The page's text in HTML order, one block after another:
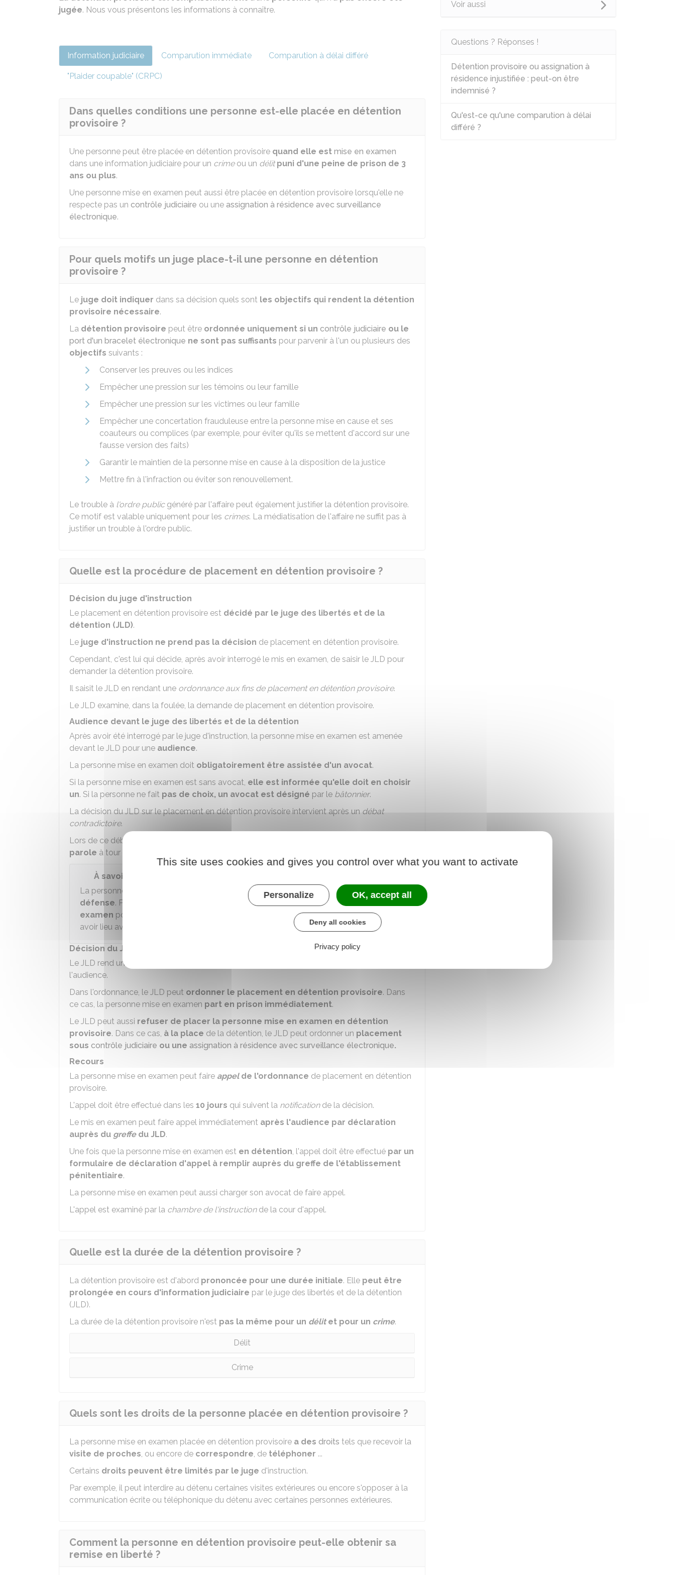
jugée. Nous vous présentons les informations à connaître.
Information judiciaire Comparution immédiate Comparution à délai différé
"Plaider coupable" (CRPC)
Dans quelles conditions une personne est-elle placée en détention
provisoire ?
Une personne peut être placée en détention provisoire quand elle est mise en examen
dans une information judiciaire pour un crimeou un délitpuni d'une peine de prison de 3
ans ou plus.
Une personne mise en examen peut aussi être placée en détention provisoire lorsqu'elle ne
respecte pas un contrôle judiciaire ou une assignation à résidence avec surveillance
électronique.
Pour quels motifs un juge place-t-il une personne en détention
provisoire ?
Le juge doit indiquer dans sa décision quels sont les objectifs qui rendent la détention
provisoire nécessaire.
La détention provisoire peut être ordonnée uniquement si un contrôle judiciaire ou le
port d'un bracelet électronique ne sont pas suffisants pour parvenir à l'un ou plusieurs des
objectifs suivants :
Conserver les preuves ou les indices
Empêcher une pression sur les témoins ou leur famille
Empêcher une pression sur les victimes ou leur famille
Empêcher une concertation frauduleuse entre la personne mise en cause et ses
coauteurs ou complices (par exemple, pour éviter qu'ils se mettent d'accord sur une
fausse version des faits)
Garantir le maintien de la personne mise en cause à la disposition de la justice
Mettre fin à l'infraction ou éviter son renouvellement.
Le trouble à l'ordre publicgénéré par l'affaire peut également justifier la détention provisoire.
Ce motif est valable uniquement pour les crimes. La médiatisation de l'affaire ne suffit pas à
justifier un trouble à l'ordre public.
Quelle est la procédure de placement en détention provisoire ?
Décision du juge d'instruction
Le placement en détention provisoire est décidé par le juge des libertés et de la
détention (JLD).
Le juge d'instruction ne prend pas la décision de placement en détention provisoire.
Cependant, c'est lui qui décide, après avoir interrogé le mis en examen, de saisir le JLD pour
demander la détention provisoire.
Il saisit le JLD en rendant une ordonnanceaux fins de placement en détention provisoire.
Le JLD examine, dans la foulée, la demande de placement en détention provisoire.
Audience devant le juge des libertés et de la détention
Après avoir été interrogé par le juge d'instruction, la personne mise en examen est amenée
devant le JLD pour une audience.
La personne mise en examen doit obligatoirement être assistée d'un avocat.
Si la personne mise en examen est sans avocat, elle est informée qu'elle doit en choisir
un. Si la personne ne fait pas de choix, un avocat est désigné par le bâtonnier.
La décision du JLD sur le placement en détention provisoire intervient après un débat
contradictoire.
Lors de ce débat,
parole à tour de rôle.
À savoir
La personne mise en examen a le
droit de demander un délai pour préparer sa
défense. Pendant ce délai, le JLD peut
mettre en prison la personne mise en
examen pour une durée maximale de 4
. Une nouvelle audience doit
avoir lieu avant la fin du délai.
Décision du JLD
Le JLD rend une
l'audience.
Dans l'ordonnance, le JLD peut ordonner le placement en détention provisoire. Dans
ce cas, la personne mise en examen part en prison immédiatement.
Le JLD peut aussi refuser de placer la personne mise en examen en détention
provisoire. Dans ce cas, à la place de la détention, le JLD peut ordonner un placement
sous contrôle judiciaire ou une assignation à résidence avec surveillance électronique.
Recours
La personne mise en examen peut faire appelde l'ordonnance de placement en détention
provisoire.
L'appel doit être effectué dans les 10 jours qui suivent la notificationde la décision.
Le mis en examen peut faire appel immédiatement après l'audience par déclaration
auprès du greffedu JLD.
Une fois que la personne mise en examen est en détention, l'appel doit être effectué par un
formulaire de déclaration d'appel à remplir auprès du greffe de l'établissement
pénitentiaire.
La personne mise en examen peut aussi charger son avocat de faire appel.
L'appel est examiné par la chambre de l'instructionde la cour d'appel.
Quelle est la durée de la détention provisoire ?
La détention provisoire est d'abord prononcée pour une durée initiale. Elle peut être
prolongée en cours d'information judiciaire par le juge des libertés et de la détention
(JLD).
La durée de la détention provisoire n'est pas la même pour un délitet pour un crime.
Délit
Crime
Quels sont les droits de la personne placée en détention provisoire ?
La personne mise en examen placée en détention provisoire a des droits tels que recevoir la
visite de proches, ou encore de correspondre, de téléphoner ...
Certains droits peuvent être limités par le juge d'instruction.
Par exemple, il peut interdire au détenu certaines visites extérieures ou encore s'opposer à la
communication écrite ou téléphonique du détenu avec certaines personnes extérieures.
Comment la personne en détention provisoire peut-elle obtenir sa
remise en liberté ?
Voir aussi
Questions ? Réponses !
Détention provisoire ou assignation à
résidence injustifiée : peut-on être
indemnisé ?
Qu'est-ce qu'une comparution à délai
différé ?
This site uses cookies and gives you control over what you want to activate
Personalize OK, accept all
Deny all cookies
Privacy policy